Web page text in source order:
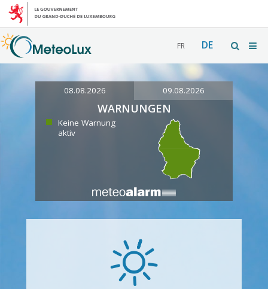
FR DE
08.08.2026 09.08.2026
WARNUNGEN
Keine Warnung
aktiv